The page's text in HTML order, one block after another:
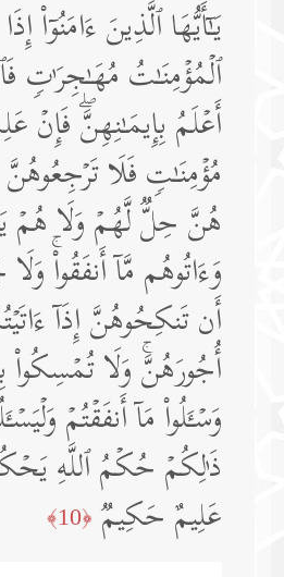
یَـٰۤأَیُّهَا ٱلَّذِینَ ءَامَنُوۤا۟
ٱلۡمُؤۡمِنَـٰتُ مُهَـٰجِرَ ٰ⁠تࣲ
أَعۡلَمُ بِإِیمَـٰنِهِنَّۖ فَإِنۡ
مُؤۡمِنَـٰتࣲ فَلَا تَرۡجِعُوهُنَّ
هُنَّ حِلࣱّ لَّهُمۡ وَلَا هُمۡ
وَءَاتُوهُم مَّاۤ أَنفَقُوا۟ۚ
أَن تَنكِحُوهُنَّ إِذَاۤ
أُجُورَهُنَّۚ وَلَا تُمۡسِكُوا۟
وَسۡـَٔلُوا۟ مَاۤ أَنفَقۡتُمۡ
ذَ ٰ⁠لِكُمۡ حُكۡمُ ٱللَّهِ
عَلِیمٌ حَكِیمࣱ ﴿10﴾